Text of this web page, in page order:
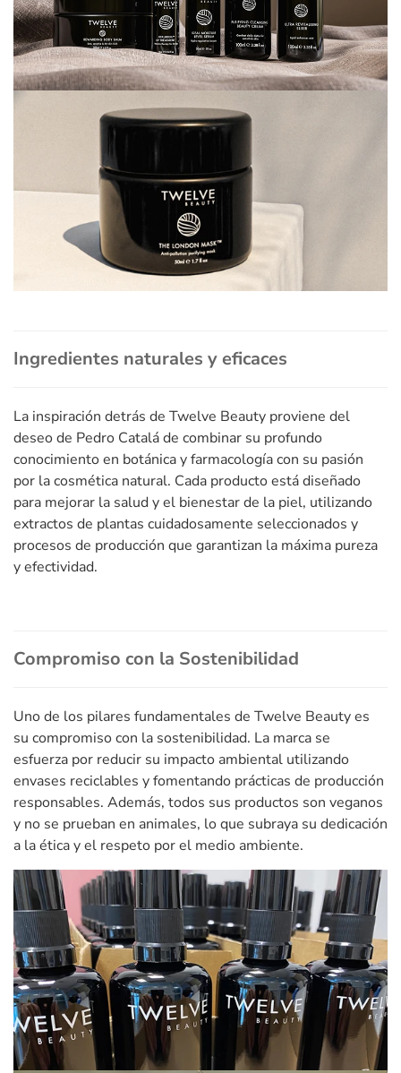
Ingredientes naturales y eficaces
La inspiración detrás de Twelve Beauty proviene del
deseo de Pedro Catalá de combinar su profundo
conocimiento en botánica y farmacología con su pasión
por la cosmética natural. Cada producto está diseñado
para mejorar la salud y el bienestar de la piel, utilizando
extractos de plantas cuidadosamente seleccionados y
procesos de producción que garantizan la máxima pureza
y efectividad.
Compromiso con la Sostenibilidad
Uno de los pilares fundamentales de Twelve Beauty es
su compromiso con la sostenibilidad. La marca se
esfuerza por reducir su impacto ambiental utilizando
envases reciclables y fomentando prácticas de producción
responsables. Además, todos sus productos son veganos
y no se prueban en animales, lo que subraya su dedicación
a la ética y el respeto por el medio ambiente.